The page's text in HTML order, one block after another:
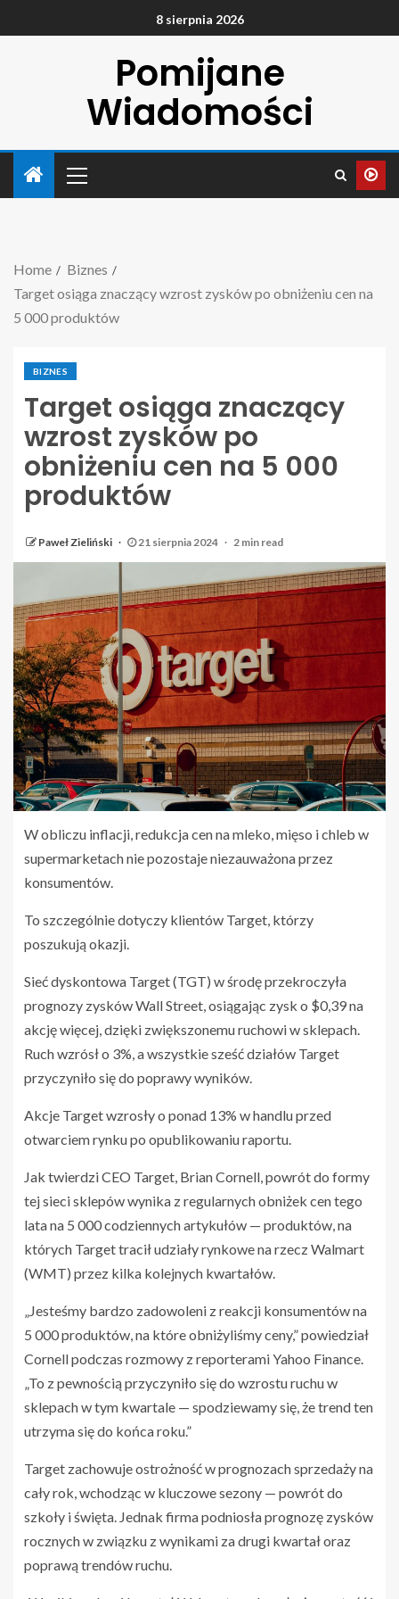
8 sierpnia 2026
Pomijane
Wiadomości
Home
Biznes
Target osiąga znaczący wzrost zysków po obniżeniu cen na
5 000 produktów
BIZNES
Target osiąga znaczący
wzrost zysków po
obniżeniu cen na 5 000
produktów
Paweł Zieliński 21 sierpnia 2024 2 min read
W obliczu inflacji, redukcja cen na mleko, mięso i chleb w
supermarketach nie pozostaje niezauważona przez
konsumentów.
To szczególnie dotyczy klientów Target, którzy
poszukują okazji.
Sieć dyskontowa Target (TGT) w środę przekroczyła
prognozy zysków Wall Street, osiągając zysk o $0,39 na
akcję więcej, dzięki zwiększonemu ruchowi w sklepach.
Ruch wzrósł o 3%, a wszystkie sześć działów Target
przyczyniło się do poprawy wyników.
Akcje Target wzrosły o ponad 13% w handlu przed
otwarciem rynku po opublikowaniu raportu.
Jak twierdzi CEO Target, Brian Cornell, powrót do formy
tej sieci sklepów wynika z regularnych obniżek cen tego
lata na 5 000 codziennych artykułów — produktów, na
których Target tracił udziały rynkowe na rzecz Walmart
(WMT) przez kilka kolejnych kwartałów.
„Jesteśmy bardzo zadowoleni z reakcji konsumentów na
5 000 produktów, na które obniżyliśmy ceny,” powiedział
Cornell podczas rozmowy z reporterami Yahoo Finance.
„To z pewnością przyczyniło się do wzrostu ruchu w
sklepach w tym kwartale — spodziewamy się, że trend ten
utrzyma się do końca roku.”
Target zachowuje ostrożność w prognozach sprzedaży na
cały rok, wchodząc w kluczowe sezony — powrót do
szkoły i święta. Jednak firma podniosła prognozę zysków
rocznych w związku z wynikami za drugi kwartał oraz
poprawą trendów ruchu.